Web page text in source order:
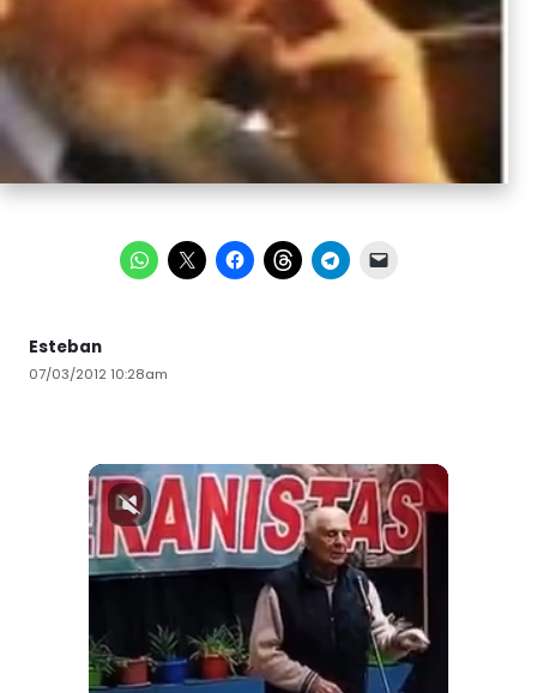
Esteban
07/03/2012 10:28am